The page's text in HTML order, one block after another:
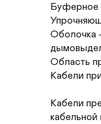
Буферное
Оболочка
Область
Кабели
Кабели
кабельной